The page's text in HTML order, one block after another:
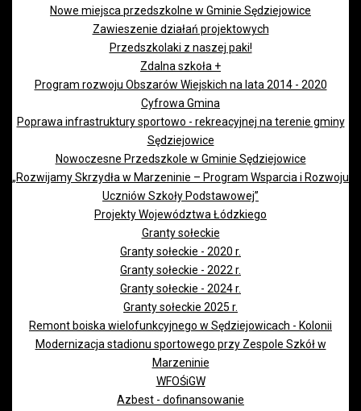
Nowe miejsca przedszkolne w Gminie Sędziejowice
Zawieszenie działań projektowych
Przedszkolaki z naszej paki!
Zdalna szkoła +
Program rozwoju Obszarów Wiejskich na lata 2014 - 2020
Cyfrowa Gmina
Poprawa infrastruktury sportowo - rekreacyjnej na terenie gminy
Sędziejowice
Nowoczesne Przedszkole w Gminie Sędziejowice
„Rozwijamy Skrzydła w Marzeninie – Program Wsparcia i Rozwoju
Uczniów Szkoły Podstawowej”
Projekty Województwa Łódzkiego
Granty sołeckie
Granty sołeckie - 2020 r.
Granty sołeckie - 2022 r.
Granty sołeckie - 2024 r.
Granty sołeckie 2025 r.
Remont boiska wielofunkcyjnego w Sędziejowicach - Kolonii
Modernizacja stadionu sportowego przy Zespole Szkół w
Marzeninie
WFOŚiGW
Azbest - dofinansowanie